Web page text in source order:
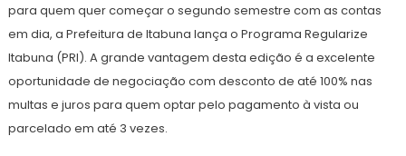
para quem quer começar o segundo semestre com as contas
em dia, a Prefeitura de Itabuna lança o Programa Regularize
Itabuna (PRI). A grande vantagem desta edição é a excelente
oportunidade de negociação com desconto de até 100% nas
multas e juros para quem optar pelo pagamento à vista ou
parcelado em até 3 vezes.